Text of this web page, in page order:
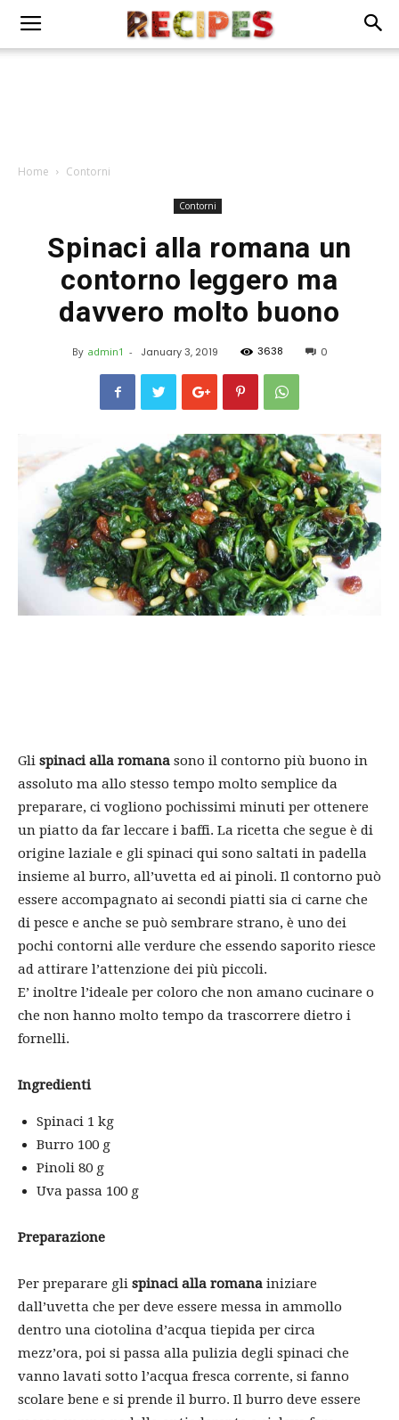
Home Contorni
Contorni
Spinaci alla romana un
contorno leggero ma
davvero molto buono
By admin1 - January 3, 2019 3638 0
Gli spinaci alla romana sono il contorno più buono in
assoluto ma allo stesso tempo molto semplice da
preparare, ci vogliono pochissimi minuti per ottenere
un piatto da far leccare i baffi. La ricetta che segue è di
origine laziale e gli spinaci qui sono saltati in padella
insieme al burro, all’uvetta ed ai pinoli. Il contorno può
essere accompagnato ai secondi piatti sia ci carne che
di pesce e anche se può sembrare strano, è uno dei
pochi contorni alle verdure che essendo saporito riesce
ad attirare l’attenzione dei più piccoli.
E’ inoltre l’ideale per coloro che non amano cucinare o
che non hanno molto tempo da trascorrere dietro i
fornelli.
Ingredienti
Spinaci 1 kg
Burro 100 g
Pinoli 80 g
Uva passa 100 g
Preparazione
Per preparare gli spinaci alla romana iniziare
dall’uvetta che per deve essere messa in ammollo
dentro una ciotolina d’acqua tiepida per circa
mezz’ora, poi si passa alla pulizia degli spinaci che
vanno lavati sotto l’acqua fresca corrente, si fanno
scolare bene e si prende il burro. Il burro deve essere